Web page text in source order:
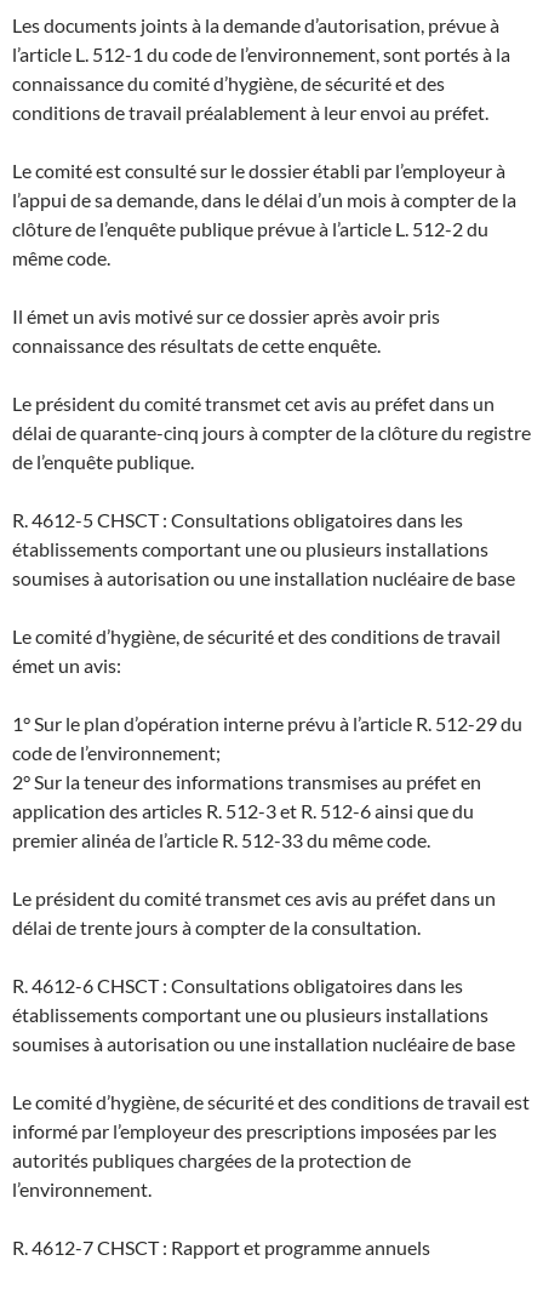
Les documents joints à la demande d’autorisation, prévue à
l’article L. 512-1 du code de l’environnement, sont portés à la
connaissance du comité d’hygiène, de sécurité et des
conditions de travail préalablement à leur envoi au préfet.
Le comité est consulté sur le dossier établi par l’employeur à
l’appui de sa demande, dans le délai d’un mois à compter de la
clôture de l’enquête publique prévue à l’article L. 512-2 du
même code.
Il émet un avis motivé sur ce dossier après avoir pris
connaissance des résultats de cette enquête.
Le président du comité transmet cet avis au préfet dans un
délai de quarante-cinq jours à compter de la clôture du registre
de l’enquête publique.
R. 4612-5 CHSCT : Consultations obligatoires dans les
établissements comportant une ou plusieurs installations
soumises à autorisation ou une installation nucléaire de base
Le comité d’hygiène, de sécurité et des conditions de travail
émet un avis:
1° Sur le plan d’opération interne prévu à l’article R. 512-29 du
code de l’environnement;
2° Sur la teneur des informations transmises au préfet en
application des articles R. 512-3 et R. 512-6 ainsi que du
premier alinéa de l’article R. 512-33 du même code.
Le président du comité transmet ces avis au préfet dans un
délai de trente jours à compter de la consultation.
R. 4612-6 CHSCT : Consultations obligatoires dans les
établissements comportant une ou plusieurs installations
soumises à autorisation ou une installation nucléaire de base
Le comité d’hygiène, de sécurité et des conditions de travail est
informé par l’employeur des prescriptions imposées par les
autorités publiques chargées de la protection de
l’environnement.
R. 4612-7 CHSCT : Rapport et programme annuels